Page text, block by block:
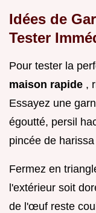
Idées de
Tester
Pour tester la
maison rapide ,
Essayez une
égoutté, persil
pincée de
Fermez en
l'extérieur soit
de l'œuf reste